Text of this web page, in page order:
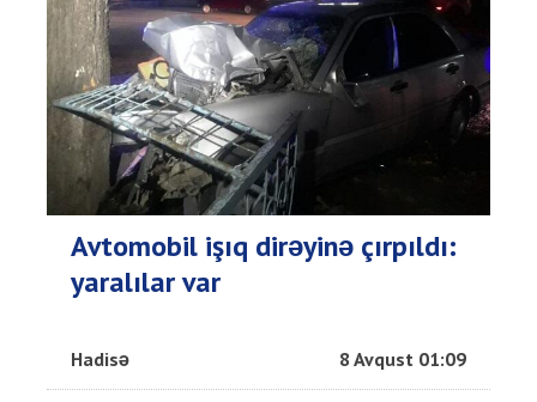
Avtomobil işıq dirəyinə çırpıldı:
yaralılar var
Hadisə 8 Avqust 01:09